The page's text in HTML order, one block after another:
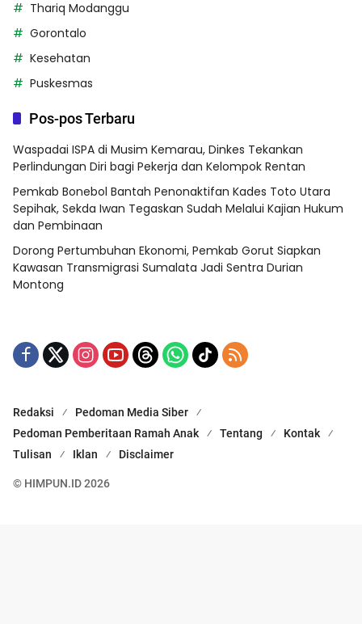
Thariq Modanggu
Gorontalo
Kesehatan
Puskesmas
Pos-pos Terbaru
Waspadai ISPA di Musim Kemarau, Dinkes Tekankan
Perlindungan Diri bagi Pekerja dan Kelompok Rentan
Pemkab Bonebol Bantah Penonaktifan Kades Toto Utara
Sepihak, Sekda Iwan Tegaskan Sudah Melalui Kajian Hukum
dan Pembinaan
Dorong Pertumbuhan Ekonomi, Pemkab Gorut Siapkan
Kawasan Transmigrasi Sumalata Jadi Sentra Durian
Montong
Redaksi
Pedoman Media Siber
Pedoman Pemberitaan Ramah Anak
Tentang
Kontak
Tulisan
Iklan Disclaimer
© HIMPUN.ID 2026